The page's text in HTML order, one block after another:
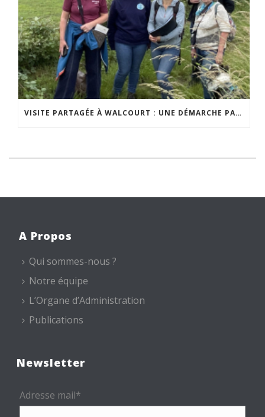
VISITE PARTAGÉE À WALCOURT : UNE DÉMARCHE PARTICIPATIVE ANIMÉE PAR ESPACE ENVIRONNEMENT
A Propos
Qui sommes-nous ?
Notre équipe
L’Organe d’Administration
Publications
Newsletter
Adresse mail*